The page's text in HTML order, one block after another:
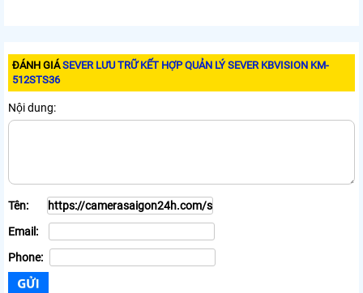
ĐÁNH GIÁSEVER LƯU TRỮ KẾT HỢP QUẢN LÝ SEVER KBVISION KM-
512STS36
Nội dung:
Tên:
Email:
Phone: